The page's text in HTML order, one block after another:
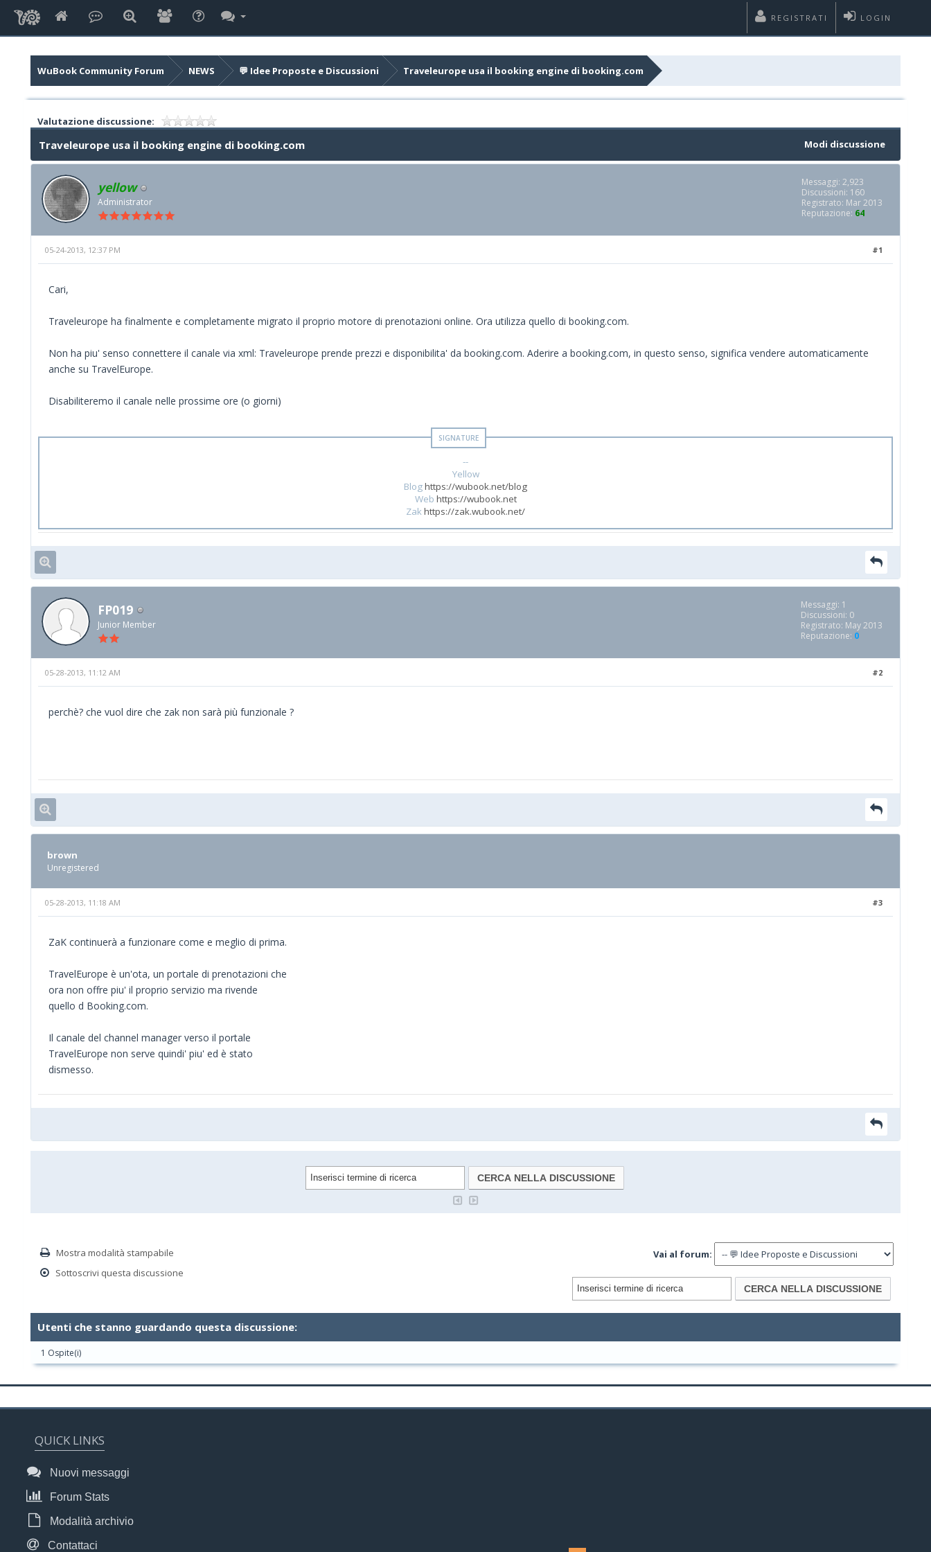
LOGIN
REGISTRATI
WuBook Community Forum NEWS 💬 Idee Proposte e Discussioni Traveleurope usa il booking engine di booking.com
Valutazione discussione:
Modi discussione
Traveleurope usa il booking engine di booking.com
yellow
Administrator
Messaggi: 2,923
Discussioni: 160
Registrato: Mar 2013
Reputazione: 64
#1
05-24-2013, 12:37 PM
Cari,
Traveleurope ha finalmente e completamente migrato il proprio motore di prenotazioni online. Ora utilizza quello di booking.com.
Non ha piu' senso connettere il canale via xml: Traveleurope prende prezzi e disponibilita' da booking.com. Aderire a booking.com, in questo senso, significa vendere automaticamente
anche su TravelEurope.
Disabiliteremo il canale nelle prossime ore (o giorni)
--
Yellow
Bloghttps://wubook.net/blog
Web https://wubook.net
Zakhttps://zak.wubook.net/
FP019
Junior Member
Messaggi: 1
Discussioni: 0
Registrato: May 2013
Reputazione: 0
#2
05-28-2013, 11:12 AM
perchè? che vuol dire che zak non sarà più funzionale ?
brown
Unregistered
#3
05-28-2013, 11:18 AM
ZaK continuerà a funzionare come e meglio di prima.
TravelEurope è un'ota, un portale di prenotazioni che
ora non offre piu' il proprio servizio ma rivende
quello d Booking.com.
Il canale del channel manager verso il portale
TravelEurope non serve quindi' piu' ed è stato
dismesso.
Mostra modalità stampabile
Sottoscrivi questa discussione
Vai al forum:
Utenti che stanno guardando questa discussione:
1 Ospite(i)
QUICK LINKS
Nuovi messaggi
Forum Stats
Modalità archivio
Contattaci